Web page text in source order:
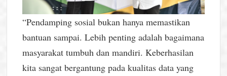
“Pendamping sosial bukan hanya memastikan
bantuan sampai. Lebih penting adalah bagaimana
masyarakat tumbuh dan mandiri. Keberhasilan
kita sangat bergantung pada kualitas data yang